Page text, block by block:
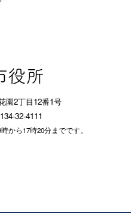
園2丁目12番1号
32-4111
から17時20分までです。